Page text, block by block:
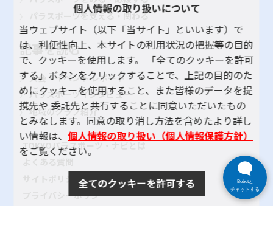
パラスポーツを支える・関わる
記事を読む
大会・イベント レポート
パラスポーツインタビュー
地域のクラブ紹介
TOKYOパラスポーツ・ナビとは
サイトポリシー
プライバシーポリシー
個人情報の取り扱いについて
当ウェブサイト（以下「当サイト」といいます）で
は、利便性向上、本サイトの利用状況の把握等の目的
で、クッキーを使用します。 「全てのクッキーを許可
する」ボタンをクリックすることで、上記の目的のた
めにクッキーを使用すること、また皆様のデータを提
携先や 委託先と共有することに同意いただいたもの
とみなします。同意の取り消し方法を含めたより詳し
い情報は、個人情報の取り扱い（個人情報保護方針）
をご覧ください。
全てのクッキーを許可する
Bebotと
チャットする